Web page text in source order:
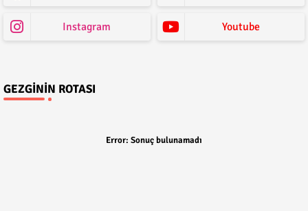
Instagram Youtube
GEZGININ ROTASI
Error: Sonuç bulunamadı